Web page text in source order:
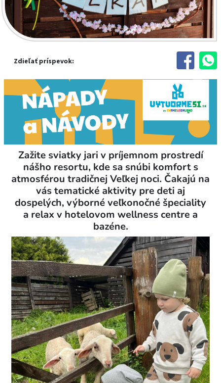
Zdieľať príspevok:
Zažite sviatky jari v príjemnom prostredí
nášho resortu, kde sa snúbi komfort s
atmosférou tradičnej Veľkej noci. Čakajú na
vás tematické aktivity pre deti aj
dospelých, výborné veľkonočné špeciality
a relax v hotelovom wellness centre a
bazéne.